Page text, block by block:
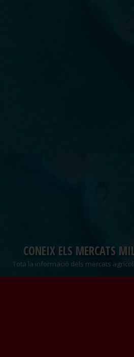
CONEIX ELS MERCATS
Tota la informació dels mercats